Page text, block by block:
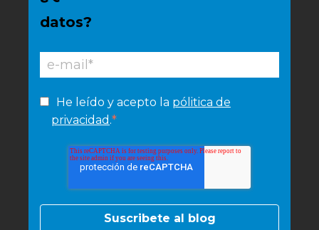
datos?
He leído y acepto la pólitica de
privacidad .*